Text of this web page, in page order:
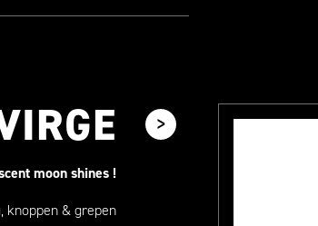
moon shines !
knoppen & grepen